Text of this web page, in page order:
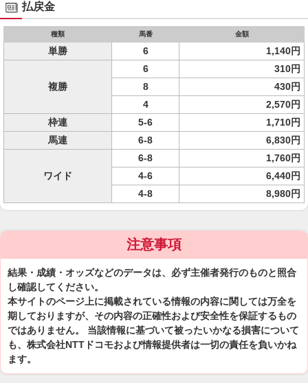
払戻金
種類 馬番 金額
単勝 6 1,140円
複勝
6
310円
8
430円
4
2,570円
枠連
5-6
1,710円
馬連
6-8 6,830円
ワイド
6-8
1,760円
4-6
6,440円
4-8
8,980円
注意事項
結果・成績・オッズなどのデータは、必ず主催者発行のものと照合
し確認してください。
本サイトのページ上に掲載されている情報の内容に関しては万全を
期しておりますが、その内容の正確性および安全性を保証するもの
ではありません。 当該情報に基づいて被ったいかなる損害について
も、株式会社NTTドコモおよび情報提供者は一切の責任を負いかね
ます。